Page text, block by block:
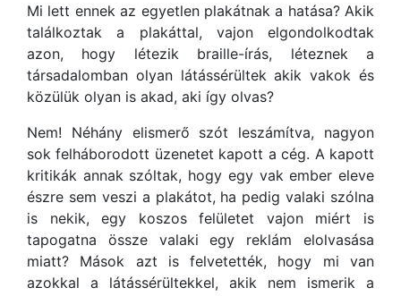
Mi lett ennek az egyetlen plakátnak a hatása? Akik
találkoztak a plakáttal, vajon elgondolkodtak
azon, hogy létezik braille-írás, léteznek a
társadalomban olyan látássérültek akik vakok és
közülük olyan is akad, aki így olvas?
Nem! Néhány elismerő szót leszámítva, nagyon
sok felháborodott üzenetet kapott a cég. A kapott
kritikák annak szóltak, hogy egy vak ember eleve
észre sem veszi a plakátot, ha pedig valaki szólna
is nekik, egy koszos felületet vajon miért is
tapogatna össze valaki egy reklám elolvasása
miatt? Mások azt is felvetették, hogy mi van
azokkal a látássérültekkel, akik nem ismerik a